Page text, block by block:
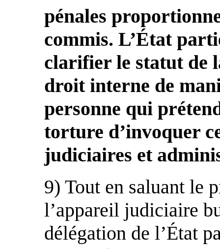
pénales
commis. L’État
clarifier le statut de
droit interne de
personne qui
torture d’invoquer
judiciaires et
9) Tout en saluant le
l’appareil judiciaire
délégation de l’État